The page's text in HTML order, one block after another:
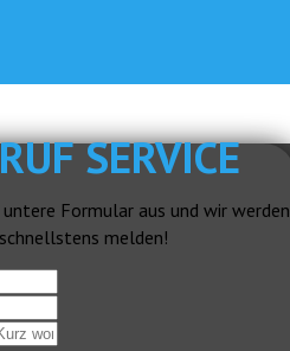
SERVICE
Formular aus und wir werden
melden!